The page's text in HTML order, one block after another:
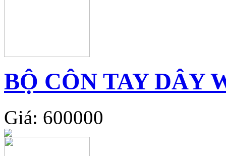
BỘ CÔN TAY DÂY
Giá: 600000